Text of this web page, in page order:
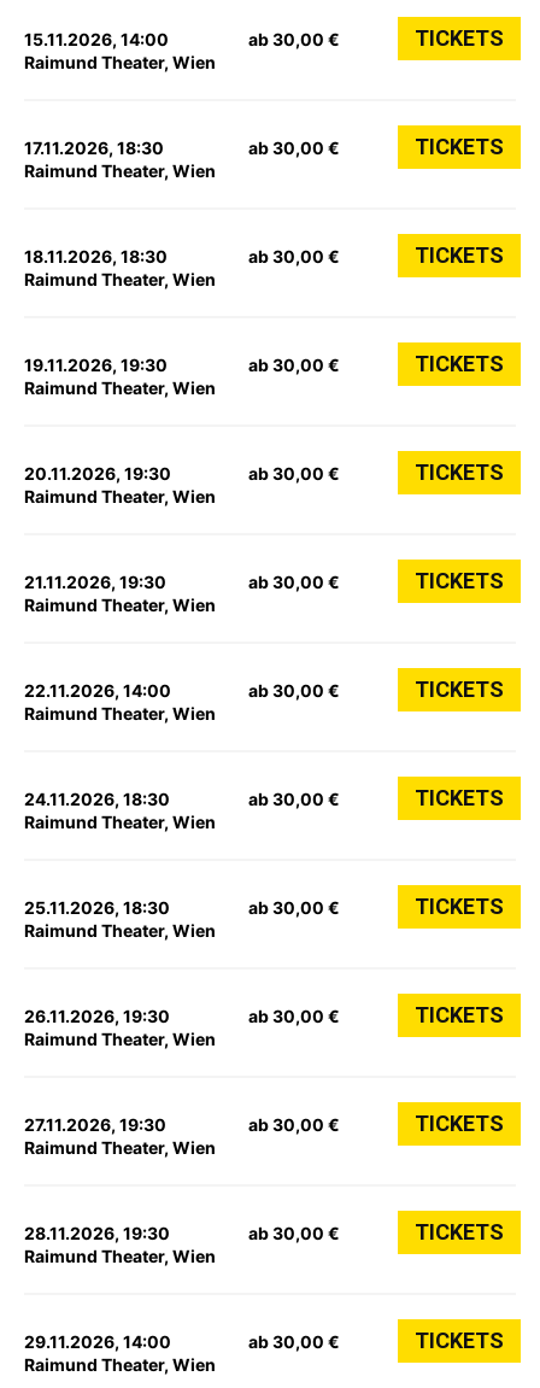
15.11.2026, 14:00
Raimund Theater, Wien
ab 30,00 € TICKETS
17.11.2026, 18:30
Raimund Theater, Wien
ab 30,00 € TICKETS
18.11.2026, 18:30
Raimund Theater, Wien
ab 30,00 € TICKETS
19.11.2026, 19:30
Raimund Theater, Wien
ab 30,00 € TICKETS
20.11.2026, 19:30
Raimund Theater, Wien
ab 30,00 € TICKETS
21.11.2026, 19:30
Raimund Theater, Wien
ab 30,00 € TICKETS
22.11.2026, 14:00
Raimund Theater, Wien
ab 30,00 € TICKETS
24.11.2026, 18:30
Raimund Theater, Wien
ab 30,00 € TICKETS
25.11.2026, 18:30
Raimund Theater, Wien
ab 30,00 € TICKETS
26.11.2026, 19:30
Raimund Theater, Wien
ab 30,00 € TICKETS
27.11.2026, 19:30
Raimund Theater, Wien
ab 30,00 € TICKETS
28.11.2026, 19:30
Raimund Theater, Wien
ab 30,00 € TICKETS
29.11.2026, 14:00
Raimund Theater, Wien
ab 30,00 € TICKETS